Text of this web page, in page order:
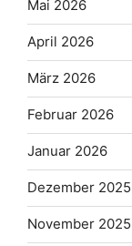
Mai 2026
April 2026
März 2026
Februar 2026
Januar 2026
Dezember 2025
November 2025